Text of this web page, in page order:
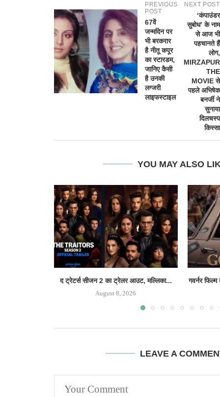
PREVIOUS
POST
67वें
जन्मदिन पर
भी बरकरार
है नीतू कपूर
का स्टारडम,
जानिए कैसी
है उनकी
लग्जरी
लाइफस्टाइल
NEXT POST
‘कंपाउंडर
सुबोध’ के नाम
से आज भी
पहचानते हैं
लोग,
MIRZAPUR
THE
MOVIE से
पहले अभिषेक
बनर्जी ने
सुनाया
दिलचस्प
किस्सा
YOU MAY ALSO
द ट्रेटर्स सीजन 2 का ट्रेलर आउट, मल्लिका...
August 8, 2026
गवर्नर
LEAVE A